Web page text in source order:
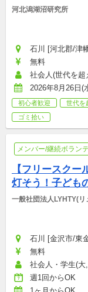
河北潟湖沼研究所
石川 [河北郡/津
無料
社会人(世代を
2026年8月26日(
初心者歓迎 世代を
ゴミ拾い
メンバー/継続ボラン
【フリースクー
灯そう！子ども
一般社団法人LYHTY(リ
石川 [金沢市/東
無料
社会人・学生(大
週1回からOK
1ヶ月からOK